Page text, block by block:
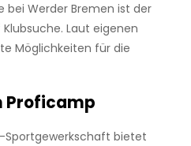
bei Werder Bremen ist der
Laut eigenen
Möglichkeiten für die
Proficamp
Sportgewerkschaft bietet